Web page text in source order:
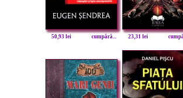
50,93 lei cumpără... 23,31 lei